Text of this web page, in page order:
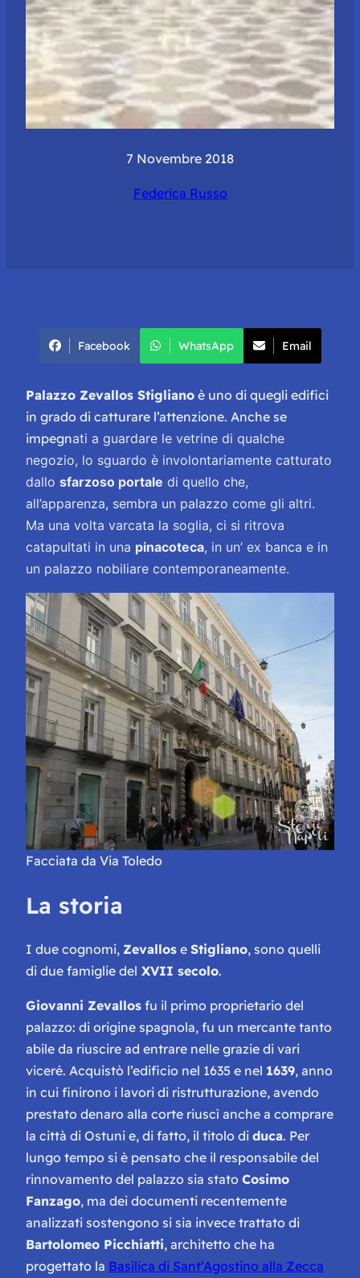
7 Novembre 2018
Federica Russo
Facebook WhatsApp Email
Palazzo Zevallos Stigliano è uno di quegli edifici
in grado di catturare l’attenzione. Anche se
impegnati a guardare le vetrine di qualche
negozio, lo sguardo è involontariamente catturato
dallo sfarzoso portale di quello che,
all’apparenza, sembra un palazzo come gli altri.
Ma una volta varcata la soglia, ci si ritrova
catapultati in una pinacoteca, in un’ ex banca e in
un palazzo nobiliare contemporaneamente.
Facciata da Via Toledo
La storia
I due cognomi, Zevallos e Stigliano, sono quelli
di due famiglie del XVII secolo.
Giovanni Zevallos fu il primo proprietario del
palazzo: di origine spagnola, fu un mercante tanto
abile da riuscire ad entrare nelle grazie di vari
viceré. Acquistò l’edificio nel 1635 e nel 1639, anno
in cui finirono i lavori di ristrutturazione, avendo
prestato denaro alla corte riuscì anche a comprare
la città di Ostuni e, di fatto, il titolo di duca. Per
lungo tempo si è pensato che il responsabile del
rinnovamento del palazzo sia stato Cosimo
Fanzago, ma dei documenti recentemente
analizzati sostengono si sia invece trattato di
Bartolomeo Picchiatti, architetto che ha
progettato la Basilica di Sant’Agostino alla Zecca